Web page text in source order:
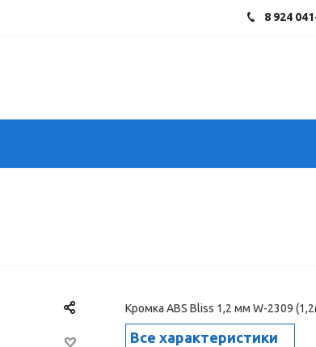
8 924
Кромка ABS Bliss 1,2 мм W-2309
Все характеристики